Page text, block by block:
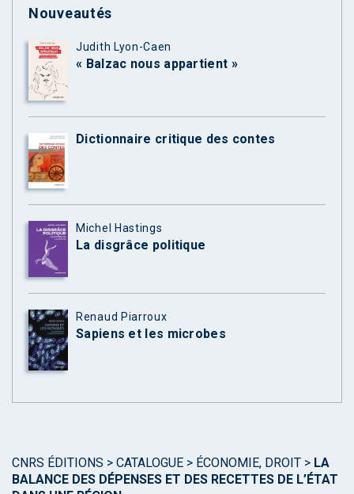
Nouveautés
Judith Lyon-Caen
« Balzac nous appartient »
Dictionnaire critique des contes
Michel Hastings
La disgrâce politique
Renaud Piarroux
Sapiens et les microbes
CNRS ÉDITIONS > CATALOGUE > ÉCONOMIE, DROIT > LA
BALANCE DES DÉPENSES ET DES RECETTES DE L’ÉTAT